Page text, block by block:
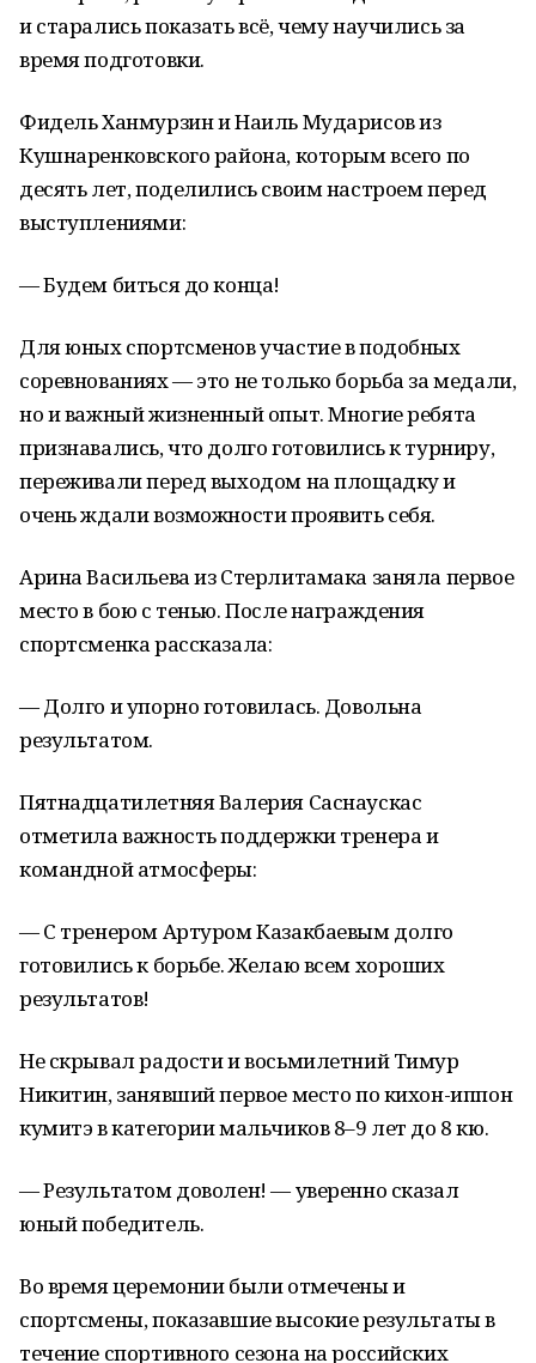
и старались показать всё, чему научились за
время подготовки.
Фидель Ханмурзин и Наиль Мударисов из
Кушнаренковского района, которым всего по
десять лет, поделились своим настроем перед
выступлениями:
— Будем биться до конца!
Для юных спортсменов участие в подобных
соревнованиях — это не только борьба за медали,
но и важный жизненный опыт. Многие ребята
признавались, что долго готовились к турниру,
переживали перед выходом на площадку и
очень ждали возможности проявить себя.
Арина Васильева из Стерлитамака заняла первое
место в бою с тенью. После награждения
спортсменка рассказала:
— Долго и упорно готовилась. Довольна
результатом.
Пятнадцатилетняя Валерия Саснаускас
отметила важность поддержки тренера и
командной атмосферы:
— С тренером Артуром Казакбаевым долго
готовились к борьбе. Желаю всем хороших
результатов!
Не скрывал радости и восьмилетний Тимур
Никитин, занявший первое место по кихон-иппон
кумитэ в категории мальчиков 8–9 лет до 8 кю.
— Результатом доволен! — уверенно сказал
юный победитель.
Во время церемонии были отмечены и
спортсмены, показавшие высокие результаты в
течение спортивного сезона на российских